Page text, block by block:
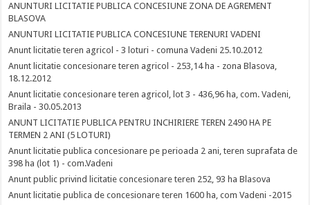
ANUNTURI LICITATIE PUBLICA CONCESIUNE ZONA DE AGREMENT
BLASOVA
ANUNTURI LICITATIE PUBLICA CONCESIUNE TERENURI VADENI
Anunt licitatie teren agricol - 3 loturi - comuna Vadeni 25.10.2012
Anunt licitatie concesionare teren agricol - 253,14 ha - zona Blasova,
18.12.2012
Anunt licitatie concesionare teren agricol, lot 3 - 436,96 ha, com. Vadeni,
Braila - 30.05.2013
ANUNT LICITATIE PUBLICA PENTRU INCHIRIERE TEREN 2490 HA PE
TERMEN 2 ANI (5 LOTURI)
Anunt licitatie publica concesionare pe perioada 2 ani, teren suprafata de
398 ha (lot 1) - com.Vadeni
Anunt public privind licitatie concesionare teren 252, 93 ha Blasova
Anunt licitatie publica de concesionare teren 1600 ha, com Vadeni -2015